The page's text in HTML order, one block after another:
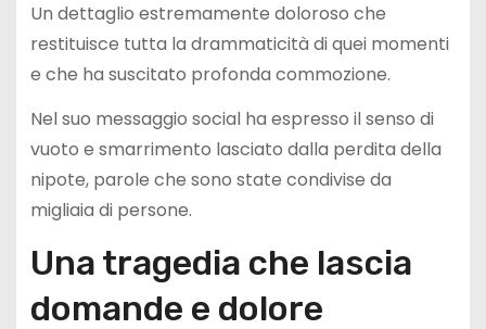
Un dettaglio estremamente doloroso che
restituisce tutta la drammaticità di quei momenti
e che ha suscitato profonda commozione.
Nel suo messaggio social ha espresso il senso di
vuoto e smarrimento lasciato dalla perdita della
nipote, parole che sono state condivise da
migliaia di persone.
Una tragedia che lascia
domande e dolore